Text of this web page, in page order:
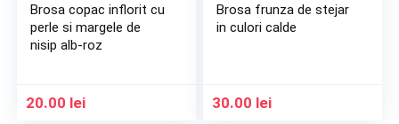
Brosa copac inflorit cu
perle si margele de
nisip alb-roz
20.00 lei
Brosa frunza de stejar
in culori calde
30.00 lei